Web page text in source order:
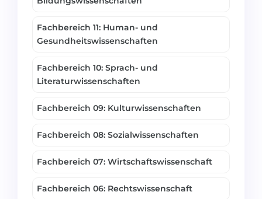
Fachbereich 11: Human- und
Gesundheitswissenschaften
Fachbereich 10: Sprach- und
Literaturwissenschaften
Fachbereich 09: Kulturwissenschaften
Fachbereich 08: Sozialwissenschaften
Fachbereich 07: Wirtschaftswissenschaft
Fachbereich 06: Rechtswissenschaft